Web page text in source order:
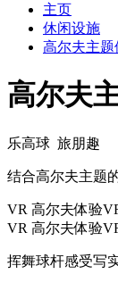
主页
休闲设施
高尔夫主题
高尔夫
乐高球 旅朋趣
结合高尔夫主题
VR 高尔夫体验
VR 高尔夫体验
挥舞球杆感受写